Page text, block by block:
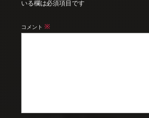
いる欄は必須項目です
コメント ※